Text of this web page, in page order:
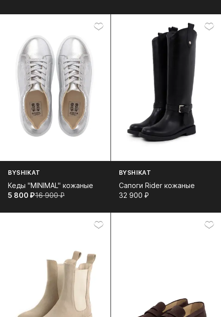
BYSHIKAT
Кеды "MINIMAL" кожаные
5 800⁠ ⁠₽16 900⁠ ⁠₽
BYSHIKAT
Сапоги Rider кожаные
32 900⁠ ⁠₽